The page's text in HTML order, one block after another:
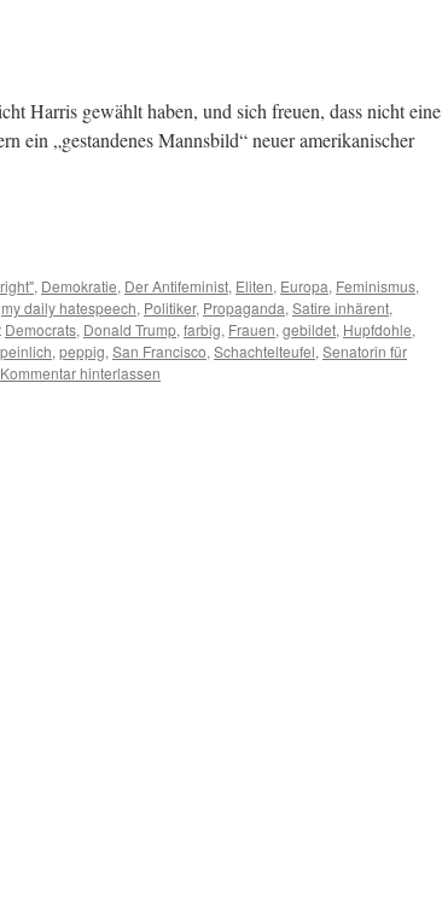
Harris gewählt haben, und sich freuen, dass nicht eine
ein „gestandenes Mannsbild“ neuer amerikanischer
, Demokratie, Der Antifeminist, Eliten, Europa, Feminismus,
my daily hatespeech, Politiker, Propaganda,Satire inhärent,
Democrats, Donald Trump,farbig, Frauen,gebildet, Hupfdohle,
peinlich,peppig,San Francisco,Schachtelteufel,Senatorin für
Kommentar hinterlassen